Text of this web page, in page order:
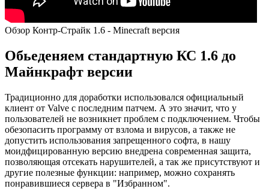
Обзор Контр-Страйк 1.6 - Minecraft версия
Обьеденяем стандартную КС 1.6 до
Майнкрафт версии
Традиционно для доработки использовался официальный
клиент от Valve с последним патчем. А это значит, что у
пользователей не возникнет проблем с подключением. Чтобы
обезопасить программу от взлома и вирусов, а также не
допустить использования запрещенного софта, в нашу
моидфицированную версию внедрена современная защита,
позволяющая отсекать нарушителей, а так же присутствуют и
другие полезные функции: например, можно сохранять
понравившиеся сервера в "Избранном".